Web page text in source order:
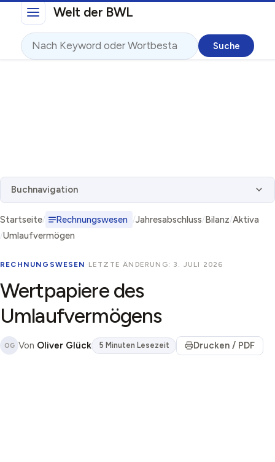
Direkt zum InhaltWelt der BWL
Suche
Buchnavigation
Startseite Rechnungswesen Jahresabschluss Bilanz Aktiva
Umlaufvermögen
RECHNUNGSWESEN · LETZTE ÄNDERUNG: 3. JULI 2026
Wertpapiere des
Umlaufvermögens
OG Von Oliver Glück 5 Minuten Lesezeit Drucken / PDF